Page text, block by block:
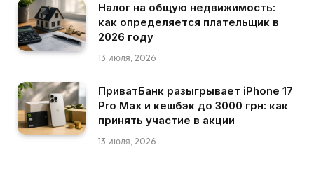
Налог на общую недвижимость:
как определяется плательщик в
2026 году
13 июля, 2026
ПриватБанк разыгрывает iPhone 17
Pro Max и кешбэк до 3000 грн: как
принять участие в акции
13 июля, 2026